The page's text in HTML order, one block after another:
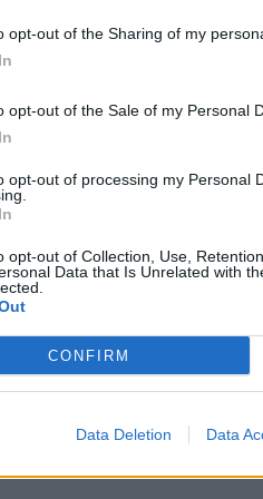
opt-out of the Sharing of my
opt-out of the Sale of my Personal
opt-out of processing my Personal
opt-out of Collection, Use,
Data that Is Unrelated with
CONFIRM
Data Deletion Data
in to je tisto, kar na koncu
akcije za STA osvetlil
številni otroci, ki že
zbrali točno 1.379.263
pomeni v praksi.
nekje od 200
na morje, je dražji
da bo na morje šlo